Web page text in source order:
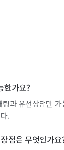
한가요?
팅과 유선상담만
.
점은 무엇인가요